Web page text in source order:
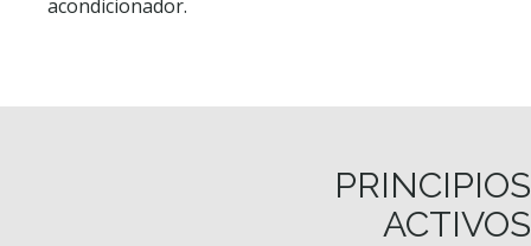
acondicionador.
PRINCIPIOS
ACTIVOS